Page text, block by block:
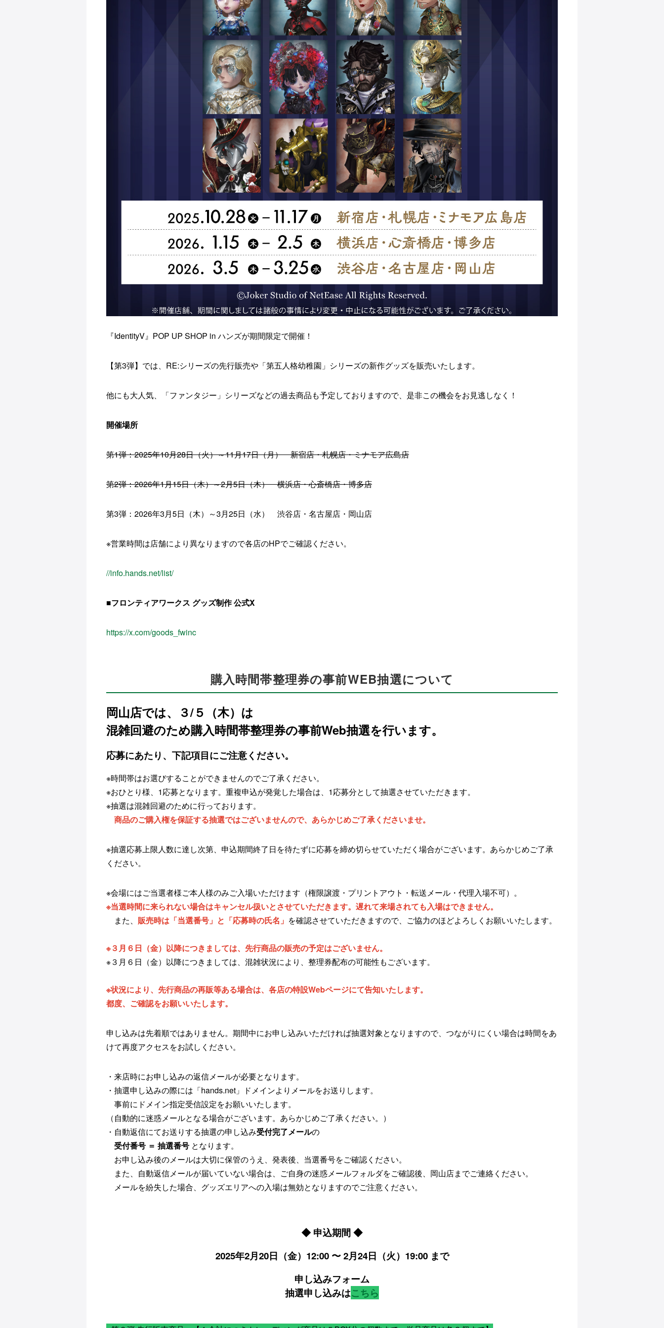
『IdentityV』POP UP SHOP in ハンズが期間限定で開催！
【第3弾】では、RE:シリーズの先行販売や「第五人格幼稚園」シリーズの新作グッズを販売いたします。
他にも大人気、「ファンタジー」シリーズなどの過去商品も予定しておりますので、是非この機会をお見逃しなく！
開催場所
第1弾：2025年10月28日（火）～11月17日（月） 新宿店・札幌店・ミナモア広島店
第2弾：2026年1月15日（木）～2月5日（木） 横浜店・心斎橋店・博多店
第3弾：2026年3月5日（木）～3月25日（水） 渋谷店・名古屋店・岡山店
※営業時間は店舗により異なりますので各店のHPでご確認ください。
//info.hands.net/list/
■フロンティアワークス グッズ制作 公式X
https://x.com/goods_fwinc
購入時間帯整理券の事前WEB抽選について
岡山店では、３/５（木）は
混雑回避のため購入時間帯整理券の事前Web抽選を行います。
応募にあたり、下記項目にご注意ください。
※時間帯はお選びすることができませんのでご了承ください。
※おひとり様、1応募となります。重複申込が発覚した場合は、1応募分として抽選させていただきます。
※抽選は混雑回避のために行っております。
商品のご購入権を保証する抽選ではございませんので、あらかじめご了承くださいませ。
※抽選応募上限人数に達し次第、申込期間終了日を待たずに応募を締め切らせていただく場合がございます。あらかじめご了承
ください。
※会場にはご当選者様ご本人様のみご入場いただけます（権限譲渡・プリントアウト・転送メール・代理入場不可）。
※当選時間に来られない場合はキャンセル扱いとさせていただきます。遅れて来場されても入場はできません。
また、 販売時は「当選番号」と「応募時の氏名」 を確認させていただきますので、ご協力のほどよろしくお願いいたします。
※３月６日（金）以降につきましては、先行商品の販売の予定はございません。
※３月６日（金）以降につきましては、混雑状況により、整理券配布の可能性もございます。
※状況により、先行商品の再販等ある場合は、各店の特設Webページにて告知いたします。
都度、ご確認をお願いいたします。
申し込みは先着順ではありません。期間中にお申し込みいただければ抽選対象となりますので、つながりにくい場合は時間をあ
けて再度アクセスをお試しください。
・来店時にお申し込みの返信メールが必要となります。
・抽選申し込みの際には「hands.net 」ドメインよりメールをお送りします。
事前にドメイン指定受信設定をお願いいたします。
（自動的に迷惑メールとなる場合がございます。あらかじめご了承ください。）
・自動返信にてお送りする抽選の申し込み受付完了メールの
受付番号 ＝ 抽選番号 となります。
お申し込み後のメールは大切に保管のうえ、発表後、当選番号をご確認ください。
また、自動返信メールが届いていない場合は、ご自身の迷惑メールフォルダをご確認後、岡山店までご連絡ください。
メールを紛失した場合、グッズエリアへの入場は無効となりますのでご注意ください。
◆ 申込期間 ◆
2025年2月20日（金）12:00 〜 2月24日（火）19:00 まで
申し込みフォーム
抽選申し込みはこちら